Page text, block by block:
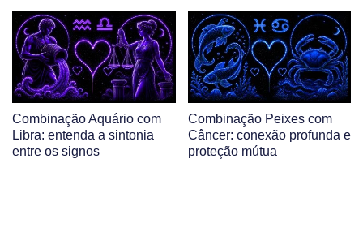
Combinação Aquário com
Libra: entenda a sintonia
entre os signos
Combinação Peixes com
Câncer: conexão profunda e
proteção mútua